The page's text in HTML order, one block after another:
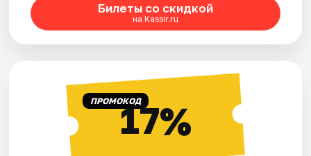
Билеты со скидкой
на Kassir.ru
ПРОМОКОД17%